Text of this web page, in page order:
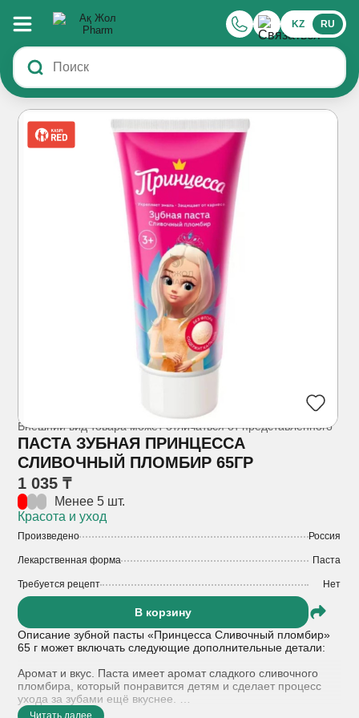
KZ RU
Внешний вид товара может отличаться от представленного
ПАСТА ЗУБНАЯ ПРИНЦЕССА
СЛИВОЧНЫЙ ПЛОМБИР 65ГР
1 035 ₸
Менее 5 шт.
Красота и уход
Произведено Россия
Лекарственная форма Паста
Требуется рецепт Нет
В корзину
Описание зубной пасты «Принцесса Сливочный пломбир»
65 г может включать следующие дополнительные детали:
Аромат и вкус. Паста имеет аромат сладкого сливочного
пломбира, который понравится детям и сделает процесс
ухода за зубами ещё вкуснее.
Пониженная абразивность. Гарантирует деликатный уход за
Читать далее